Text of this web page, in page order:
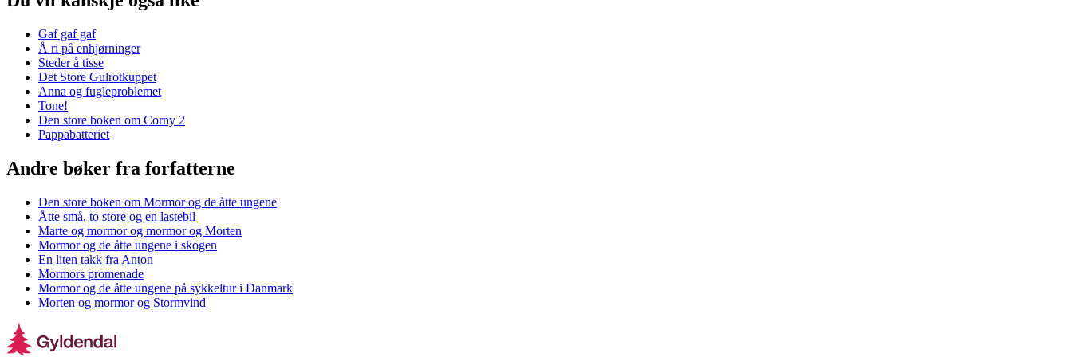
Gaf gaf gaf
Å ri på enhjørninger
Steder å tisse
Det Store Gulrotkuppet
Anna og fugleproblemet
Tone!
Den store boken om Corny 2
Pappabatteriet
Andre bøker fra forfatterne
Den store boken om Mormor og de åtte ungene
Åtte små, to store og en lastebil
Marte og mormor og mormor og Morten
Mormor og de åtte ungene i skogen
En liten takk fra Anton
Mormors promenade
Mormor og de åtte ungene på sykkeltur i Danmark
Morten og mormor og Stormvind